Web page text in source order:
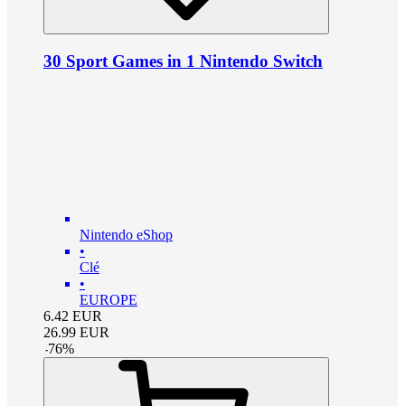
30 Sport Games in 1 Nintendo Switch
Nintendo eShop
•
Clé
•
EUROPE
6.42 EUR
26.99 EUR
-76%